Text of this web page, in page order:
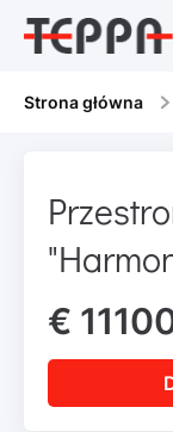
Strona główna
€